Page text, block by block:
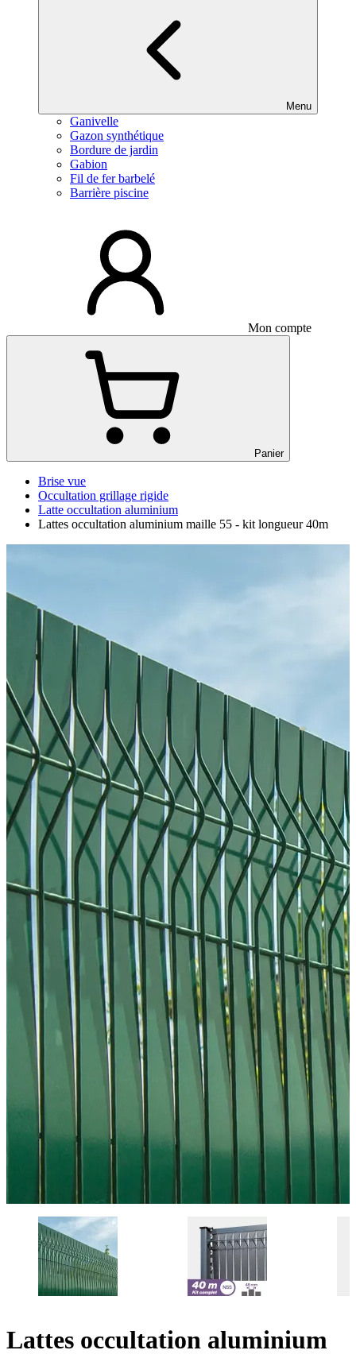
Menu
Ganivelle
Gazon synthétique
Bordure de jardin
Gabion
Fil de fer barbelé
Barrière piscine
Mon compte
Panier
Brise vue
Occultation grillage rigide
Latte occultation aluminium
Lattes occultation aluminium maille 55 - kit longueur 40m
Lattes occultation aluminium